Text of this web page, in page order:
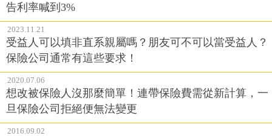
告利率喊到3%
2023.11.21
受益人可以填非直系親屬嗎？朋友可不可以當受益人？
保險公司通常有這些要求！
2020.07.06
想改被保險人沒那麼簡單！連帶保險費需從新計算，一
旦保險公司拒絕便無法變更
2016.09.02